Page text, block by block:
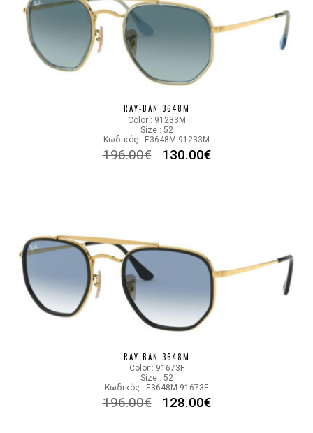
RAY-BAN 3648M
Color : 91233M
Size : 52
Κωδικός : E3648M-91233M
196.00€ 130.00€
RAY-BAN 3648M
Color : 91673F
Size : 52
Κωδικός : E3648M-91673F
196.00€ 128.00€